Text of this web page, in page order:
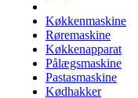
Køkkenmaskine
Røremaskine
Køkkenapparat
Pålægsmaskine
Pastasmaskine
Kødhakker